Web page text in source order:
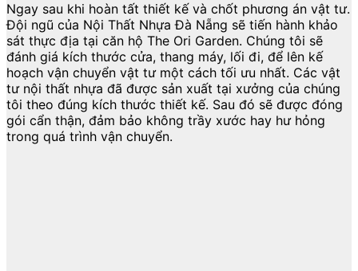
Ngay sau khi hoàn tất thiết kế và chốt phương án vật tư.
Đội ngũ của Nội Thất Nhựa Đà Nẵng sẽ tiến hành khảo
sát thực địa tại căn hộ The Ori Garden. Chúng tôi sẽ
đánh giá kích thước cửa, thang máy, lối đi, để lên kế
hoạch vận chuyển vật tư một cách tối ưu nhất. Các vật
tư nội thất nhựa đã được sản xuất tại xưởng của chúng
tôi theo đúng kích thước thiết kế. Sau đó sẽ được đóng
gói cẩn thận, đảm bảo không trầy xước hay hư hỏng
trong quá trình vận chuyển.